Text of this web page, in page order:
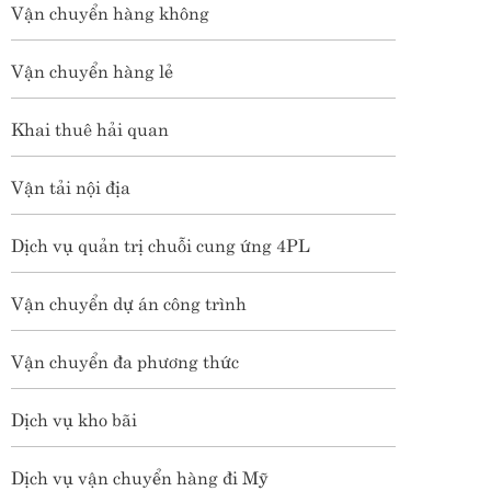
VÌ SAO DOANH NGHIỆP NÊN
FOB?
chuyên gia logistics khuyến nghị
nâng cao năng lực cạnh tranh.
Vận chuyển hàng không
Vận chuyển hàng lẻ
Khai thuê hải quan
Vận tải nội địa
Dịch vụ quản trị chuỗi cung ứng 4PL
Vận chuyển dự án công trình
Vận chuyển đa phương thức
Dịch vụ kho bãi
Dịch vụ vận chuyển hàng đi Mỹ